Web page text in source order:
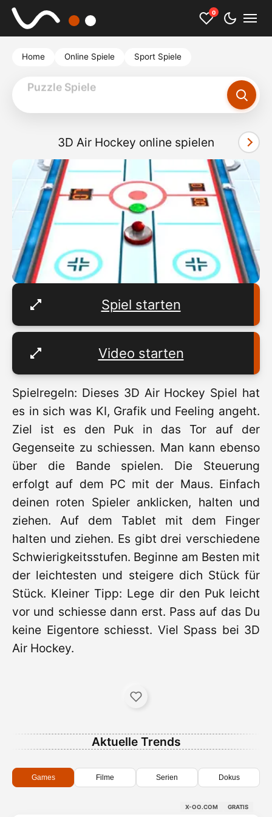
0
Home Online Spiele Sport Spiele
3D Air Hockey online spielen
Spiel starten
Video starten
Spielregeln: Dieses 3D Air Hockey Spiel hat
es in sich was KI, Grafik und Feeling angeht.
Ziel ist es den Puk in das Tor auf der
Gegenseite zu schiessen. Man kann ebenso
über die Bande spielen. Die Steuerung
erfolgt auf dem PC mit der Maus. Einfach
deinen roten Spieler anklicken, halten und
ziehen. Auf dem Tablet mit dem Finger
halten und ziehen. Es gibt drei verschiedene
Schwierigkeitsstufen. Beginne am Besten mit
der leichtesten und steigere dich Stück für
Stück. Kleiner Tipp: Lege dir den Puk leicht
vor und schiesse dann erst. Pass auf das Du
keine Eigentore schiesst. Viel Spass bei 3D
Air Hockey.
Aktuelle Trends
Games Filme Serien Dokus
X-OO.COM GRATIS